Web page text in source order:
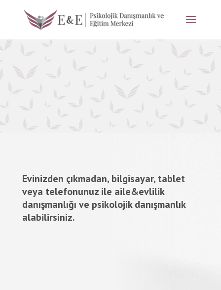
Online Psikolojik
Danışmanlık
Evinizden çıkmadan, bilgisayar, tablet
veya telefonunuz ile aile&evlilik
danışmanlığı ve psikolojik danışmanlık
alabilirsiniz.